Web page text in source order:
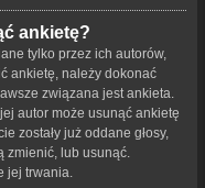
ankietę?
tylko przez ich autorów,
ankietę, należy dokonać
związana jest ankieta.
autor może usunąć ankietę
zostały już oddane głosy,
zmienić, lub usunąć.
jej trwania.